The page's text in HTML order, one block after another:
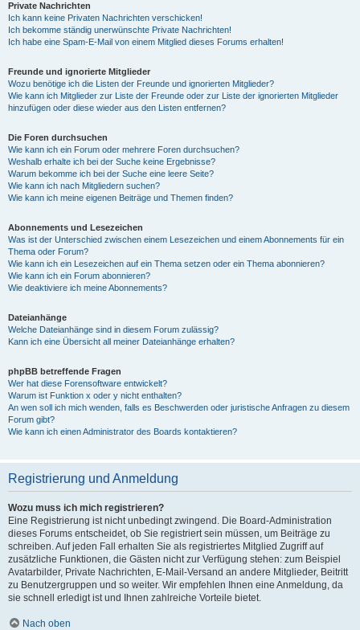
Private Nachrichten
Ich kann keine Privaten Nachrichten verschicken!
Ich bekomme ständig unerwünschte Private Nachrichten!
Ich habe eine Spam-E-Mail von einem Mitglied dieses Forums erhalten!
Freunde und ignorierte Mitglieder
Wozu benötige ich die Listen der Freunde und ignorierten Mitglieder?
Wie kann ich Mitglieder zur Liste der Freunde oder zur Liste der ignorierten Mitglieder
hinzufügen oder diese wieder aus den Listen entfernen?
Die Foren durchsuchen
Wie kann ich ein Forum oder mehrere Foren durchsuchen?
Weshalb erhalte ich bei der Suche keine Ergebnisse?
Warum bekomme ich bei der Suche eine leere Seite?
Wie kann ich nach Mitgliedern suchen?
Wie kann ich meine eigenen Beiträge und Themen finden?
Abonnements und Lesezeichen
Was ist der Unterschied zwischen einem Lesezeichen und einem Abonnements für ein
Thema oder Forum?
Wie kann ich ein Lesezeichen auf ein Thema setzen oder ein Thema abonnieren?
Wie kann ich ein Forum abonnieren?
Wie deaktiviere ich meine Abonnements?
Dateianhänge
Welche Dateianhänge sind in diesem Forum zulässig?
Kann ich eine Übersicht all meiner Dateianhänge erhalten?
phpBB betreffende Fragen
Wer hat diese Forensoftware entwickelt?
Warum ist Funktion x oder y nicht enthalten?
An wen soll ich mich wenden, falls es Beschwerden oder juristische Anfragen zu diesem
Forum gibt?
Wie kann ich einen Administrator des Boards kontaktieren?
Registrierung und Anmeldung
Wozu muss ich mich registrieren?
Eine Registrierung ist nicht unbedingt zwingend. Die Board-Administration
dieses Forums entscheidet, ob Sie registriert sein müssen, um Beiträge zu
schreiben. Auf jeden Fall erhalten Sie als registriertes Mitglied Zugriff auf
zusätzliche Funktionen, die Gästen nicht zur Verfügung stehen: zum Beispiel
Avatarbilder, Private Nachrichten, E-Mail-Versand an andere Mitglieder, Beitritt
zu Benutzergruppen und so weiter. Wir empfehlen Ihnen eine Anmeldung, da
sie schnell erledigt ist und Ihnen zahlreiche Vorteile bietet.
Nach oben